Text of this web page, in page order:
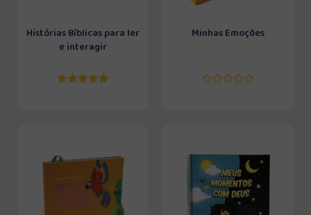
Histórias Bíblicas para ler
e interagir
Minhas Emoções